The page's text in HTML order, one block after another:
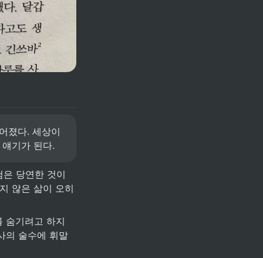
졌다. 세상이
기가 된다.
당연한 것이
않은 삶이 오히
숨기려고 하지
의 술수에 휘말